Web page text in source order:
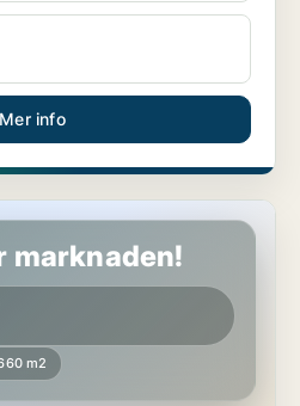
Mer info
marknaden!
m2